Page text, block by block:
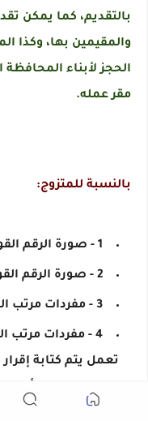
بالتقديم، كما يمكن
والمقيمين بها، وكذا
الحجز لأبناء المحافظة
مقر عمله.
بالنسبة للمتزوج:
1 - صورة الرقم القومي للزوج ساريه.
2 - صورة الرقم القومي للزوجة سارية.
3 - مفردات مرتب الزوج او شهادة دخل.
4 - مفردات مرتب
تعمل يتم كتابة